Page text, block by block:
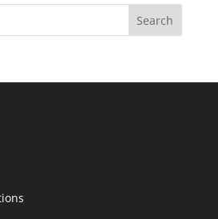
Search